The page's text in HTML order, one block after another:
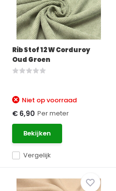
Rib Stof 12 W Corduroy
Oud Groen
Vergelijk
Niet op voorraad
€ 6,90 Per meter
Bekijken